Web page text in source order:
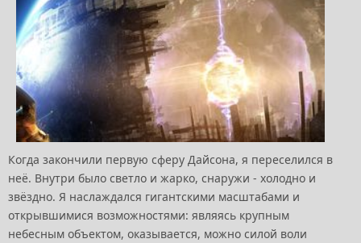
Когда закончили первую сферу Дайсона, я переселился в
неё. Внутри было светло и жарко, снаружи - холодно и
звёздно. Я наслаждался гигантскими масштабами и
открывшимися возможностями: являясь крупным
небесным объектом, оказывается, можно силой воли